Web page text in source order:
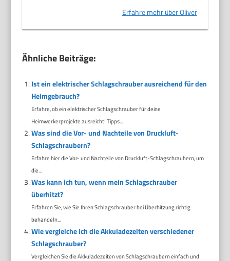
Erfahre mehr über Oliver
Ähnliche Beiträge:
Ist ein elektrischer Schlagschrauber ausreichend für den
Heimgebrauch?
Erfahre, ob ein elektrischer Schlagschrauber für deine
Heimwerkerprojekte ausreicht! Tipps...
Was sind die Vor- und Nachteile von Druckluft-
Schlagschraubern?
Erfahre hier die Vor- und Nachteile von Druckluft-Schlagschraubern, um
die...
Was kann ich tun, wenn mein Schlagschrauber
überhitzt?
Erfahren Sie, wie Sie Ihren Schlagschrauber bei Überhitzung richtig
behandeln...
Wie vergleiche ich die Akkuladezeiten verschiedener
Schlagschrauber?
Vergleichen Sie die Akkuladezeiten von Schlagschraubern einfach und